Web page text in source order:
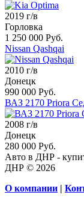
2019 г/в
Горловка
1 250 000 Руб.
Nissan Qashqai
2010 г/в
Донецк
990 000 Руб.
ВАЗ 2170 Priora
2008 г/в
Донецк
280 000 Руб.
Авто в ДНР -
ДНР © 2026
О компании |